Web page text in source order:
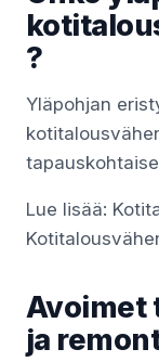
?
Yläpohjan
Lue lisää:
Avoimet
ja